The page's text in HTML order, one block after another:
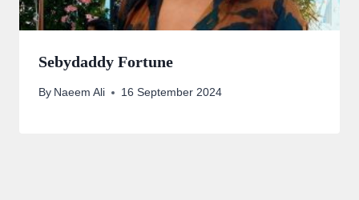
Sebydaddy Fortune
By Naeem Ali 16 September 2024